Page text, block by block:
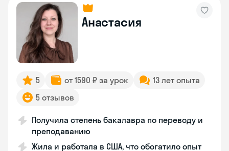
Анастасия
5 от 1590 ₽ за урок
13 лет опыта
5 отзывов
Получила степень бакалавра по переводу и
преподаванию
Жила и работала в США, что обогатило опыт